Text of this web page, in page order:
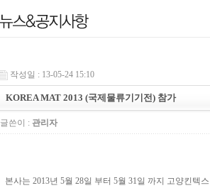
작성일 : 13-05-24 15:10
KOREA MAT 2013 (국제물류기기전) 참가
글쓴이 : 관리자
본사는 2013년 5월 28일 부터 5월 31일 까지 고양킨텍